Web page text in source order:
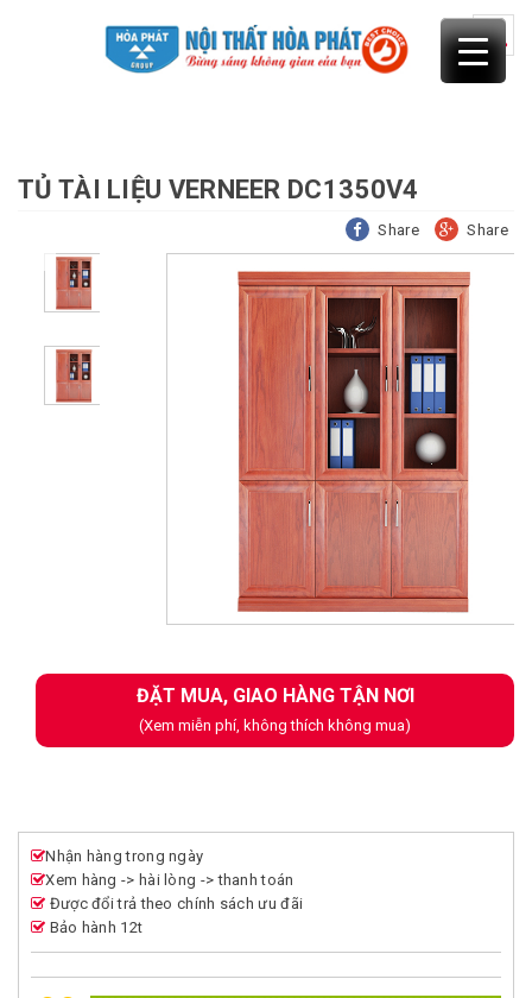
TỦ TÀI LIỆU VERNEER DC1350V4
Share Share
ĐẶT MUA, GIAO HÀNG TẬN NƠI
(Xem miễn phí, không thích không mua)
Nhận hàng trong ngày
Xem hàng -> hài lòng -> thanh toán
Được đổi trả theo chính sách ưu đãi
Bảo hành 12t